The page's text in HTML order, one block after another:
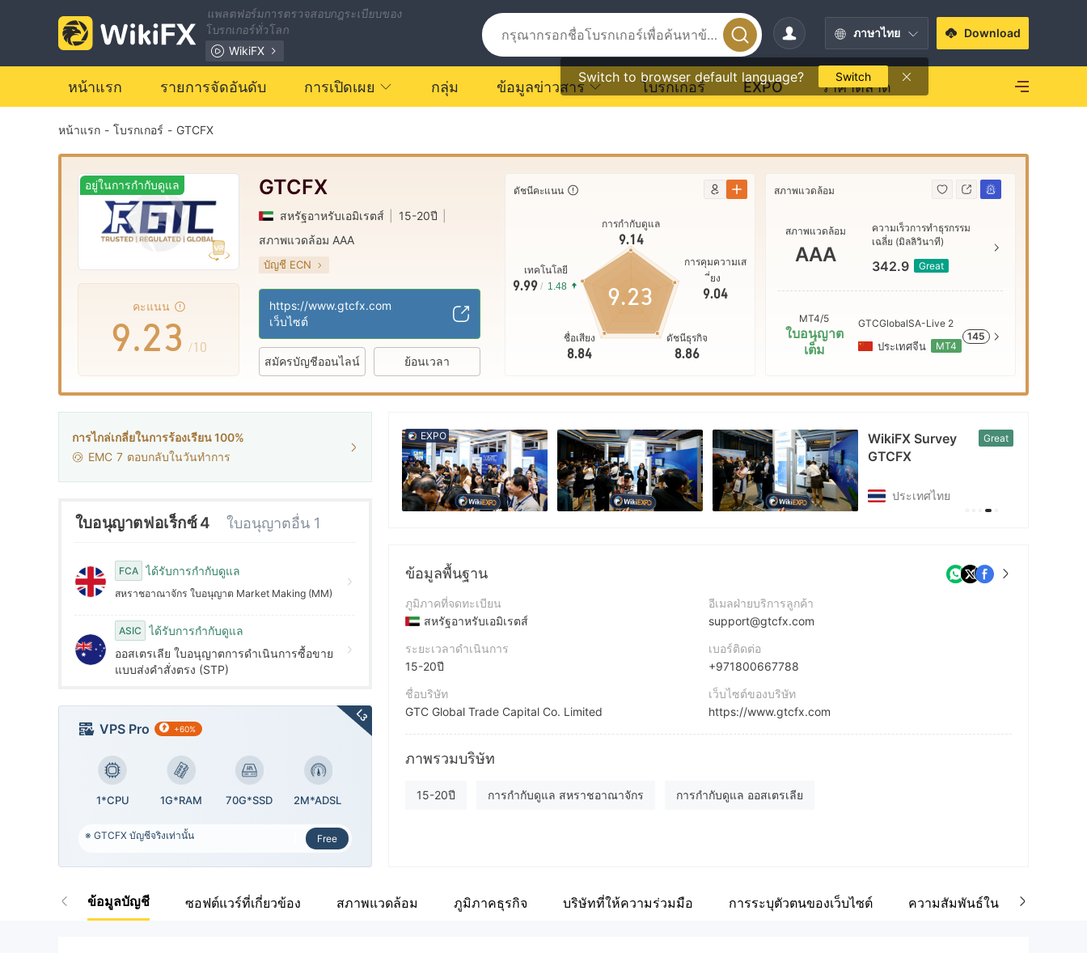
แพลตฟอร์มการตรวจสอบกฎระเบียบของ
โบรกเกอร์ทั่วโลก
WikiFX
ภาษาไทย
Switch to browser default language? Switch
Download
หน้าแรก รายการจัดอันดับ การเปิดเผย กลุ่ม ข้อมูลข่าวสาร โบรกเกอร์ EXPO ราคาตลาด
หน้าแรก - โบรกเกอร์ - GTCFX
อยู่ในการกำกับดูแล
คะแนน
3
4
5
6
7
8
9.
0
1
2
3
4
5
6
7
8
9
0
1
2
3
4
5
6
7
8
9
/10
GTCFX
สหรัฐอาหรับเอมิเรตส์ 15-20ปี
สภาพแวดล้อม AAA
บัญชี ECN
ใบอนุญาต Market Making (MM)
ใบอนุญาต MT4 แบบเต็ม
https://www.gtcfx.com
เว็บไซต์
สมัครบัญชีออนไลน์ ย้อนเวลา
ดัชนีคะแนน
การกำกับดูแล
9.14
เทคโนโลยี
9.99 / 1.48
ชื่อเสียง
8.84
ดัชนีธุรกิจ
8.86
การคุมความเส
ี่ยง
9.04
9.23
สภาพแวดล้อม
สภาพแวดล้อม
AAA
ความเร็วการทำธุรกรรม
เฉลี่ย (มิลลิวินาที)
342.9 Great
MT4/5
ใบอนุญาต
เต็ม
GTCGlobalSA-Live 2
ประเทศจีน MT4
145
การไกล่เกลี่ยในการร้องเรียน 100%
EMC 7 ตอบกลับในวันทำการ
ใบอนุญาตฟอเร็กซ์ 4 ใบอนุญาตอื่น 1
FCA ได้รับการกำกับดูแล
สหราชอาณาจักร ใบอนุญาต Market Making (MM)
ASIC
ได้รับการกำกับดูแล
ออสเตรเลีย ใบอนุญาตการดำเนินการซื้อขาย
แบบส่งคำสั่งตรง (STP)
VPS Pro +60%
1*CPU 1G*RAM 70G*SSD 2M*ADSL
※ GTCFX บัญชีจริงเท่านั้น Free
L3
WikiFX Survey
WikiFX Survey
GTCFX
Good
ฮ่องกง
EXPO
ข้อมูลพื้นฐาน
ภูมิภาคที่จดทะเบียน
สหรัฐอาหรับเอมิเรตส์
ระยะเวลาดำเนินการ
15-20ปี
ชื่อบริษัท
GTC Global Trade Capital Co. Limited
ชื่อย่อบริษัท
GTCFX
อีเมลฝ่ายบริการลูกค้า
support@gtcfx.com
เบอร์ติดต่อ
+971800667788
เว็บไซต์ของบริษัท
https://www.gtcfx.com
ที่อยู่บริษัท
https://www.facebook.com/GTCFXGlobalTradeCapital
ภาพรวมบริษัท
15-20ปี การกำกับดูแล สหราชอาณาจักร การกำกับดูแล ออสเตรเลีย
ใบอนุญาตการซื้อขายฟอเร็กซ์ (EP) ใบอนุญาต MT4 แบบเต็ม ใบอนุญาต MT5 แบบเต็ม cTrader
ข้อมูลบัญชี ซอฟต์แวร์ที่เกี่ยวข้อง สภาพแวดล้อม ภูมิภาคธุรกิจ บริษัทที่ให้ความร่วมมือ การระบุตัวตนของเว็บไซต์ ความสัมพันธ์ในเครือข่าย